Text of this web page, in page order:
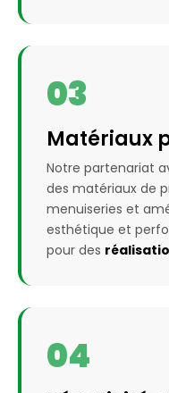
03
Matériaux
Notre partenariat
des matériaux de
menuiseries et
esthétique et
pour des
04